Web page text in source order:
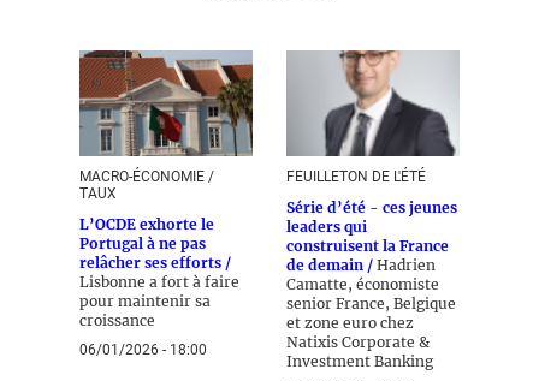
MACRO-ÉCONOMIE /
TAUX
L’OCDE exhorte le
Portugal à ne pas
relâcher ses efforts /
Lisbonne a fort à faire
pour maintenir sa
croissance
06/01/2026 - 18:00
FEUILLETON DE L'ÉTÉ
Série d’été - ces jeunes
leaders qui
construisent la France
de demain / Hadrien
Camatte, économiste
senior France, Belgique
et zone euro chez
Natixis Corporate &
Investment Banking